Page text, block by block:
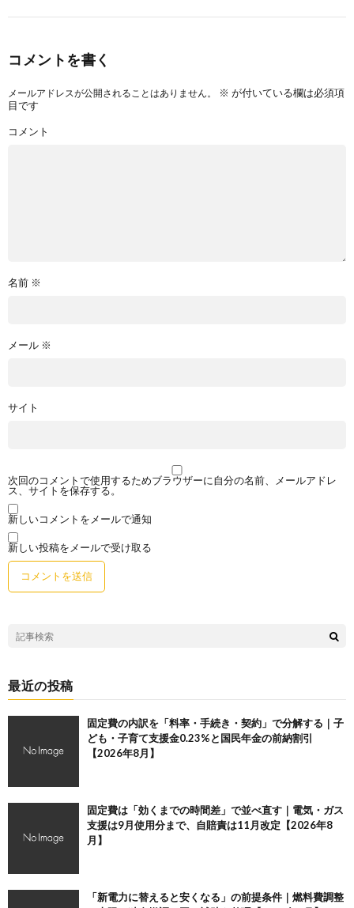
コメントを書く
メールアドレスが公開されることはありません。 ※ が付いている欄は必須項
目です
コメント
名前 ※
メール ※
サイト
次回のコメントで使用するためブラウザーに自分の名前、メールアドレ
ス、サイトを保存する。
新しいコメントをメールで通知
新しい投稿をメールで受け取る
最近の投稿
固定費の内訳を「料率・手続き・契約」で分解する｜子
ども・子育て支援金0.23%と国民年金の前納割引
【2026年8月】
固定費は「効くまでの時間差」で並べ直す｜電気・ガス
支援は9月使用分まで、自賠責は11月改定【2026年8
月】
「新電力に替えると安くなる」の前提条件｜燃料費調整